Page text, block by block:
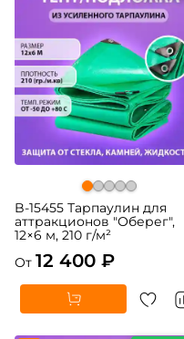
B-15455 Тарпаулин для
аттракционов "Оберег",
12×6 м, 210 г/м²
От 12 400 ₽